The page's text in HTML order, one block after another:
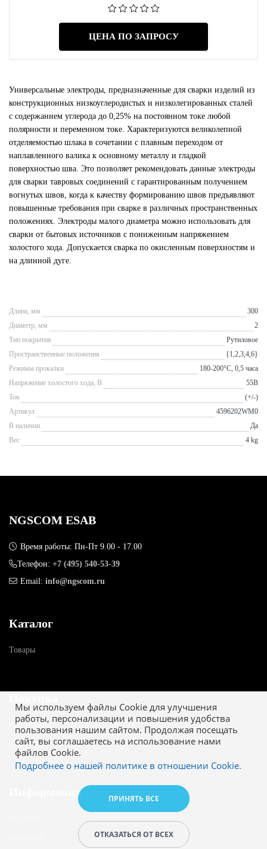
ЦЕНА ПО ЗАПРОСУ
Универсальные электроды, предназначенные для сварки изделий из
конструкционных низкоуглеродистых и низколегированных сталей
с содержанием углерода до 0,25% на постоянном токе любой
полярности и переменном токе. Характеризуются великолепной
отделяемостью шлака в сочетании с плавным переходом от
наплавленного валика к основному металлу и гладкой
поверхностью шва. Это позволяет рекомендовать данные электроды
для сварки тавровых соединений с гарантированным получением
вогнутых швов, когда к качеству формированию швов предъявляют
повышенные требования при сварке в различных пространственных
положениях. Электроды малого диаметра можно использовать для
сварки от бытовых источников с пониженным напряжением
холостого хода. Допускается сварка по окисленным поверхностям и
на длинной дуге.
Длина, мм
300
Диаметр, мм
2
Тип покрытия
Рутиловое
Пространственные положения
{1,2,3,4,6}
Режимы прокалки
180-200°С, 0,5 часа
Напряжение холостого хода, В
55В
Ток
(+/-)
Артикул
4596202WM0
В наличии
Да
Вес
4 kg
Мы используем файлы Cookie для улучшения
работы, персонализации и повышения удобства
пользования нашим сайтом. Продолжая посещать
сайт, вы соглашаетесь на использование нами
файлов Cookie.
Подробнее о нашей политике в отношении Cookie.
ПРИНЯТЬ ВСЕ
ОТКАЗАТЬСЯ ОТ ВСЕХ
NGSCOM ESAB
Время работы: Пн-Пт 9.00 - 17.00
Телефон: +7 (495) 540-53-39
Email: info@ngscom.ru
Каталог
Товары
Как купить
Гарантия
Информация